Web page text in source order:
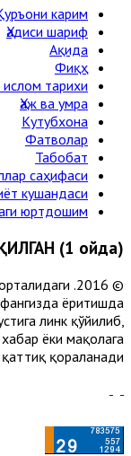
карим
Ҳадиси шариф
Ақида
Фиқҳ
тарихи
Ҳаж ва умра
Кутубхона
Фатволар
Табобат
саҳифаси
кушандаси
юртдошим
(1 ойда)
ёритишда
линк қўйилиб,
ёки мақолага
қораланади.